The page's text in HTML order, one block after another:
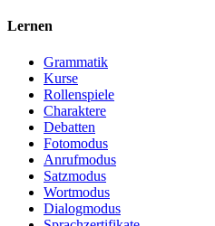
Lernen
Grammatik
Kurse
Rollenspiele
Charaktere
Debatten
Fotomodus
Anrufmodus
Satzmodus
Wortmodus
Dialogmodus